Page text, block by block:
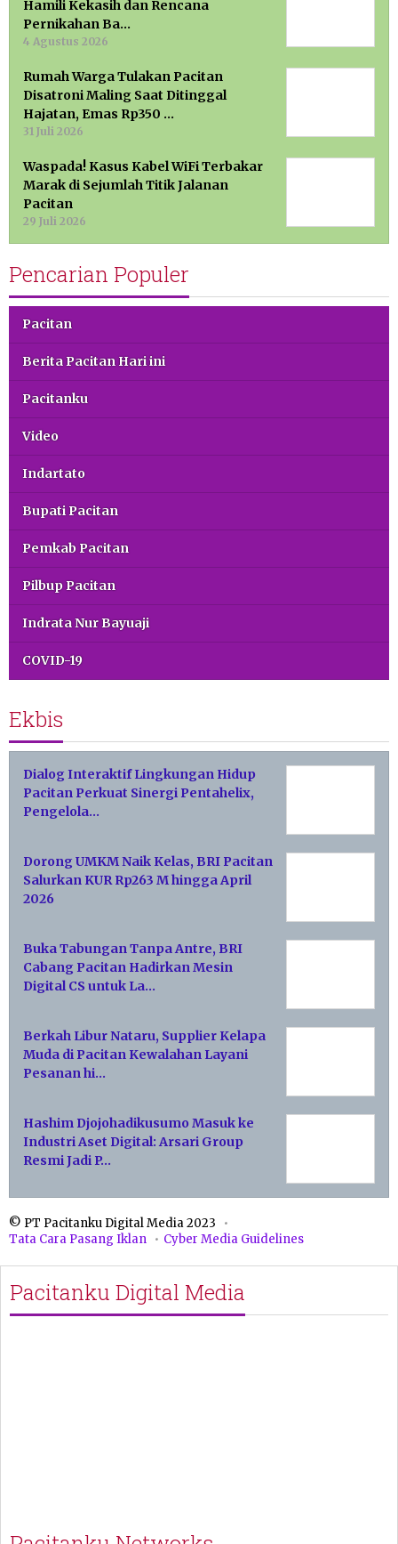
Hamili Kekasih dan Rencana
Pernikahan Ba…
4 Agustus 2026
Rumah Warga Tulakan Pacitan
Disatroni Maling Saat Ditinggal
Hajatan, Emas Rp350 …
31 Juli 2026
Waspada! Kasus Kabel WiFi Terbakar
Marak di Sejumlah Titik Jalanan
Pacitan
29 Juli 2026
Pencarian Populer
Pacitan
Berita Pacitan Hari ini
Pacitanku
Video
Indartato
Bupati Pacitan
Pemkab Pacitan
Pilbup Pacitan
Indrata Nur Bayuaji
COVID-19
Ekbis
Dialog Interaktif Lingkungan Hidup
Pacitan Perkuat Sinergi Pentahelix,
Pengelola…
Dorong UMKM Naik Kelas, BRI Pacitan
Salurkan KUR Rp263 M hingga April
2026
Buka Tabungan Tanpa Antre, BRI
Cabang Pacitan Hadirkan Mesin
Digital CS untuk La…
Berkah Libur Nataru, Supplier Kelapa
Muda di Pacitan Kewalahan Layani
Pesanan hi…
Hashim Djojohadikusumo Masuk ke
Industri Aset Digital: Arsari Group
Resmi Jadi P…
© PT Pacitanku Digital Media 2023
Tata Cara Pasang Iklan
Cyber Media Guidelines
Pacitanku Digital Media